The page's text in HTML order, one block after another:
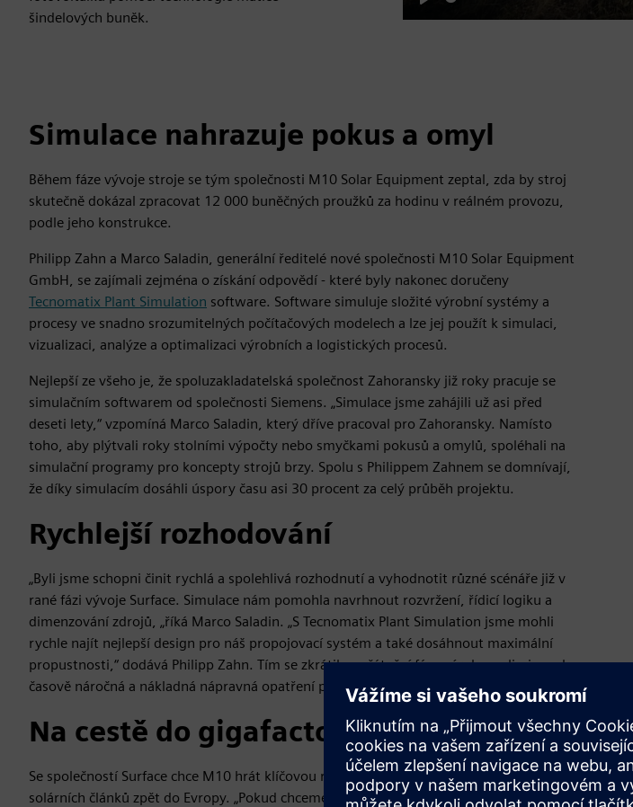
šindelových buněk.
Play
Simulace nahrazuje pokus a omyl
Během fáze vývoje stroje se tým společnosti M10 Solar Equipment zeptal, zda by stroj
skutečně dokázal zpracovat 12 000 buněčných proužků za hodinu v reálném provozu,
podle jeho konstrukce.
Philipp Zahn a Marco Saladin, generální ředitelé nové společnosti M10 Solar Equipment
GmbH, se zajímali zejména o získání odpovědí - které byly nakonec doručeny
Tecnomatix Plant Simulation software. Software simuluje složité výrobní systémy a
procesy ve snadno srozumitelných počítačových modelech a lze jej použít k simulaci,
vizualizaci, analýze a optimalizaci výrobních a logistických procesů.
Nejlepší ze všeho je, že spoluzakladatelská společnost Zahoransky již roky pracuje se
simulačním softwarem od společnosti Siemens. „Simulace jsme zahájili už asi před
deseti lety,“ vzpomíná Marco Saladin, který dříve pracoval pro Zahoransky. Namísto
toho, aby plýtvali roky stolními výpočty nebo smyčkami pokusů a omylů, spoléhali na
simulační programy pro koncepty strojů brzy. Spolu s Philippem Zahnem se domnívají,
že díky simulacím dosáhli úspory času asi 30 procent za celý průběh projektu.
Rychlejší rozhodování
„Byli jsme schopni činit rychlá a spolehlivá rozhodnutí a vyhodnotit různé scénáře již v
rané fázi vývoje Surface. Simulace nám pomohla navrhnout rozvržení, řídicí logiku a
dimenzování zdrojů, „říká Marco Saladin. „S Tecnomatix Plant Simulation jsme mohli
rychle najít nejlepší design pro náš propojovací systém a také dosáhnout maximální
propustnosti,“ dodává Philipp Zahn. Tím se zkrátila počáteční fáze výroby a eliminovala
časově náročná a nákladná nápravná opatření později ve výrobním procesu.
Na cestě do gigafactories
Se společností Surface chce M10 hrát klíčovou roli při návratu rozsáhlé výroby
solárních článků zpět do Evropy. „Pokud chceme významně přispět k energetickému